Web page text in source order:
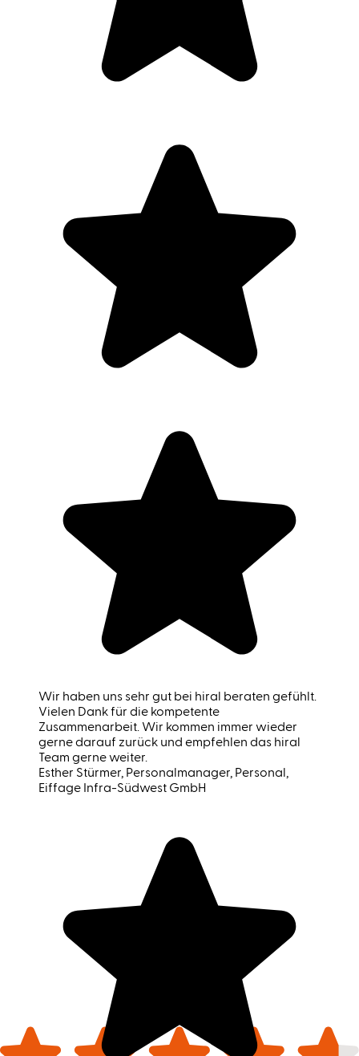
Wir haben uns sehr gut bei hiral beraten gefühlt.
Vielen Dank für die kompetente
Zusammenarbeit. Wir kommen immer wieder
gerne darauf zurück und empfehlen das hiral
Team gerne weiter.
Esther Stürmer, Personalmanager, Personal,
Eiffage Infra-Südwest GmbH